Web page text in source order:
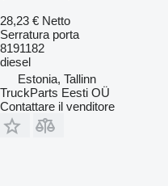
28,23 € Netto
Serratura porta
8191182
diesel
Estonia, Tallinn
TruckParts Eesti OÜ
Contattare il venditore